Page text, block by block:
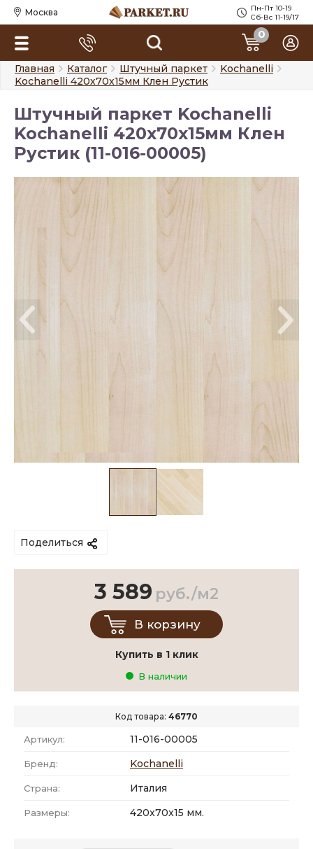
Москва
Пн-Пт 10-19
Сб-Вс 11-19/17
0
Главная Каталог Штучный паркет
Kochanelli
Kochanelli 420х70х15мм Клен Рустик
Штучный паркет Kochanelli
Kochanelli 420х70х15мм Клен
Рустик (11-016-00005)
Поделиться
Код товара: 46770
Артикул: 11-016-00005
Бренд: Kochanelli
Страна: Италия
Размеры: 420x70x15 мм.
3 589 руб./м2
В корзину
Купить в 1 клик
В наличии